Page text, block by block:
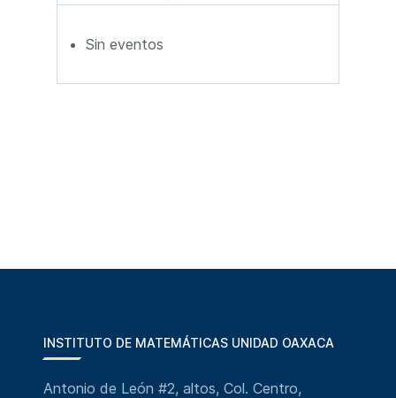
Sin eventos
INSTITUTO DE MATEMÁTICAS UNIDAD OAXACA
Antonio de León #2, altos, Col. Centro,